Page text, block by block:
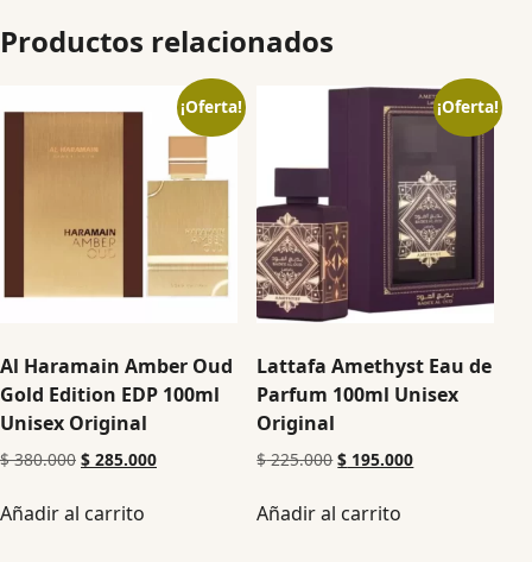
Productos relacionados
¡Oferta!
Al Haramain Amber Oud
Gold Edition EDP 100ml
Unisex Original
$380.000 $ 285.000
Añadir al carrito
¡Oferta!
Lattafa Amethyst Eau de
Parfum 100ml Unisex
Original
$225.000 $ 195.000
Añadir al carrito